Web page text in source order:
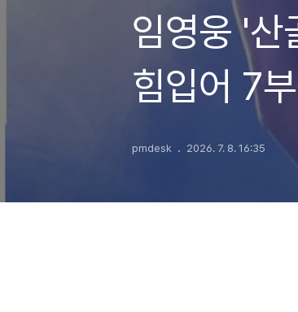
임영웅 '산
힘입어 7
pmdesk 2026. 7. 8. 16:35